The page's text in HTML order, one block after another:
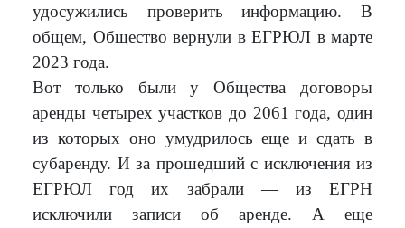
удосужились проверить информацию. В
общем, Общество вернули в ЕГРЮЛ в марте
2023 года.
Вот только были у Общества договоры
аренды четырех участков до 2061 года, один
из которых оно умудрилось еще и сдать в
субаренду. И за прошедший с исключения из
ЕГРЮЛ год их забрали — из ЕГРН
исключили записи об аренде. А еще